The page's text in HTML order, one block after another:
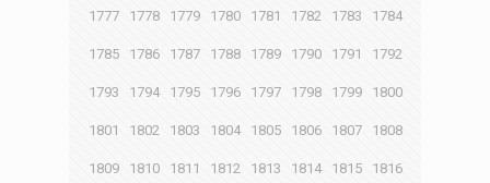
1777 1778 1779 1780 1781 1782 1783 1784
1785 1786 1787 1788 1789 1790 1791 1792
1793 1794 1795 1796 1797 1798 1799 1800
1801 1802 1803 1804 1805 1806 1807 1808
1809 1810 1811 1812 1813 1814 1815 1816